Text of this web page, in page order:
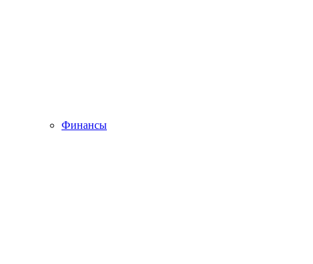
Финансы